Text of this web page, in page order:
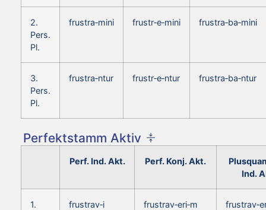
2.
Pers.
Pl.
frustra‑mini frustr‑e‑mini frustra‑ba‑mini
3.
Pers.
Pl.
frustra‑ntur frustr‑e‑ntur frustra‑ba‑ntur
Perfektstamm Aktiv
Perf. Ind. Akt. Perf. Konj. Akt.
Ind.
1.
frustrav‑i frustrav‑eri‑m